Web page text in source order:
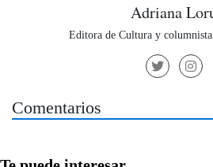
Adriana
Editora de Cultura y
Comentarios